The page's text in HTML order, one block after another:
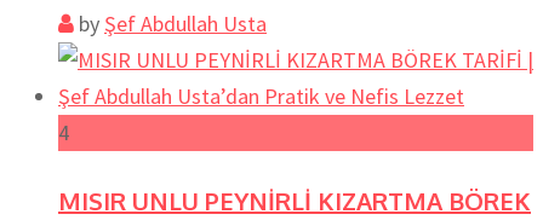
by Şef Abdullah Usta
4
MISIR UNLU PEYNİRLİ KIZARTMA BÖREK